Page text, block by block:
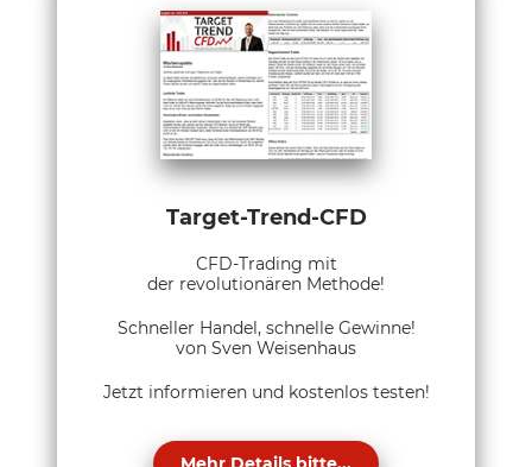
Target-Trend-CFD
CFD-Trading mit
der revolutionären Methode!
Schneller Handel, schnelle Gewinne!
von Sven Weisenhaus
Jetzt informieren und kostenlos testen!